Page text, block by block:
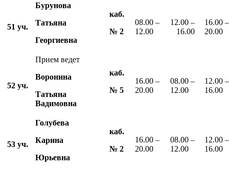
51 уч.
Бурунова
Татьяна
Георгиевна
каб.
№ 2
08.00 –
12.00
12.00 –
16.00
16.00 –
20.00
52 уч.
Прием ведет
Воронина
Татьяна
Вадимовна
каб.
№ 5
16.00 –
20.00
08.00 –
12.00
12.00 –
16.00
53 уч.
Голубева
Карина
Юрьевна
каб.
№ 2
16.00 –
20.00
08.00 –
12.00
12.00 –
16.00